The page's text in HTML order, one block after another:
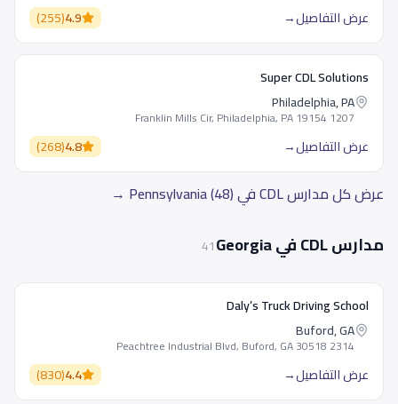
عرض التفاصيل→
4.9
(
255
)
Super CDL Solutions
Philadelphia, PA
1207 Franklin Mills Cir, Philadelphia, PA 19154
عرض التفاصيل→
4.8
(
268
)
عرض كل مدارس CDL في Pennsylvania (48) →
مدارس CDL في Georgia 41
Daly’s Truck Driving School
Buford, GA
2314 Peachtree Industrial Blvd, Buford, GA 30518
عرض التفاصيل→
4.4
(
830
)